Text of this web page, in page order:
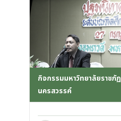
กิจกรรมมหาวิทยาลัยราชภัฏ
นครสวรรค์